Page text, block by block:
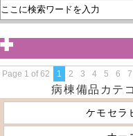
Page 1 of 62 1 2 3 4 5 6 7
病棟備品カテ
ケモセラ